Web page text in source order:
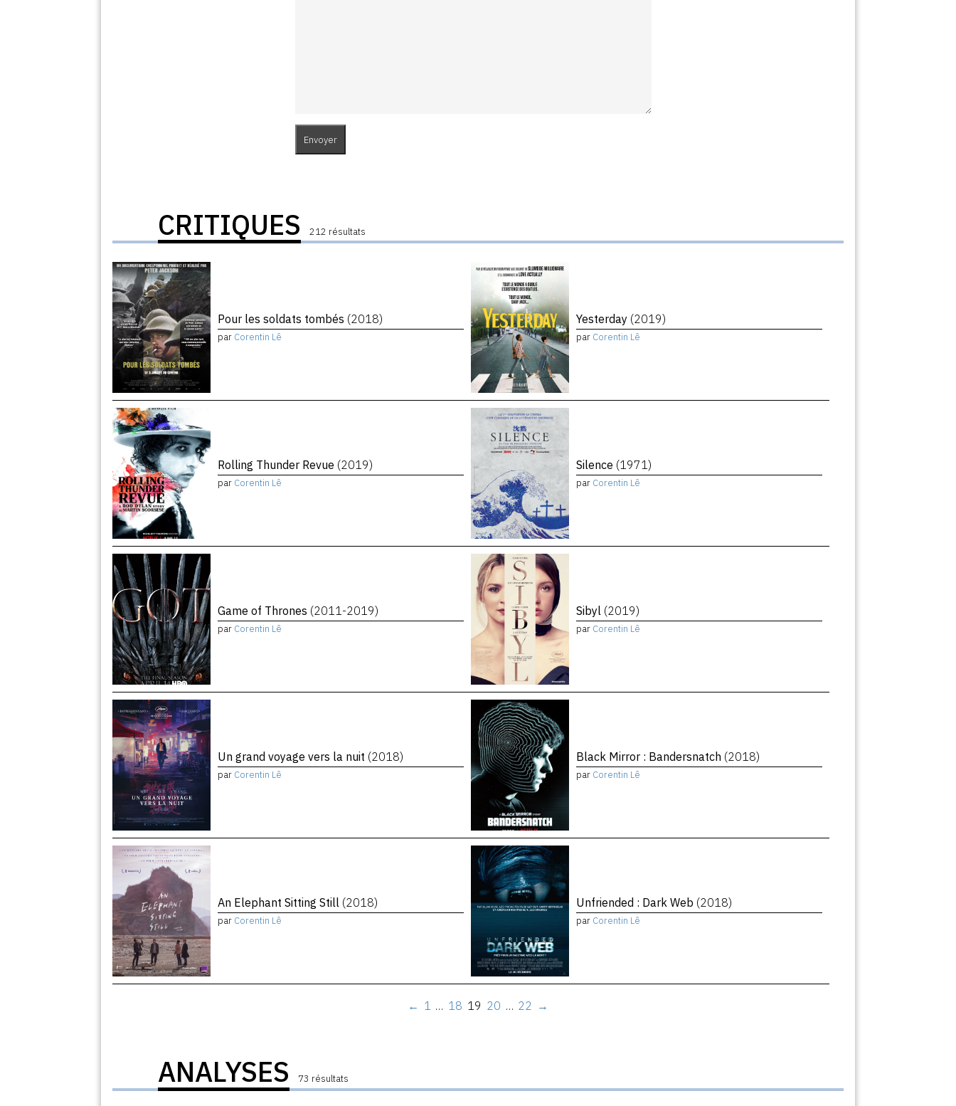
CRITIQUES 212 résultats
Pour les soldats tombés (2018)
par Corentin Lê
Yesterday (2019)
par Corentin Lê
Rolling Thunder Revue (2019)
par Corentin Lê
Silence (1971)
par Corentin Lê
Game of Thrones (2011-2019)
par Corentin Lê
Sibyl (2019)
par Corentin Lê
Un grand voyage vers la nuit (2018)
par Corentin Lê
Black Mirror : Bandersnatch (2018)
par Corentin Lê
An Elephant Sitting Still (2018)
par Corentin Lê
Unfriended : Dark Web (2018)
par Corentin Lê
← 1 … 18 19 20 … 22 →
ANALYSES 73 résultats